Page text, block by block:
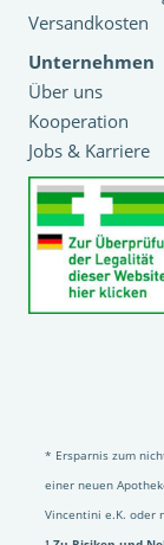
Versandkosten
Unternehmen
Über uns
Kooperation
Jobs & Karriere
* Ersparnis zum
einer neuen
Vincentini e.K. oder